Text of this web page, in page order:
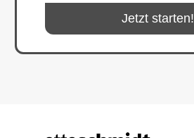
Jetzt starten!